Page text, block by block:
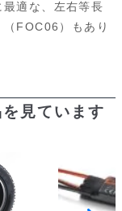
適な、左右等長
FOC06 ）もあり
見ています